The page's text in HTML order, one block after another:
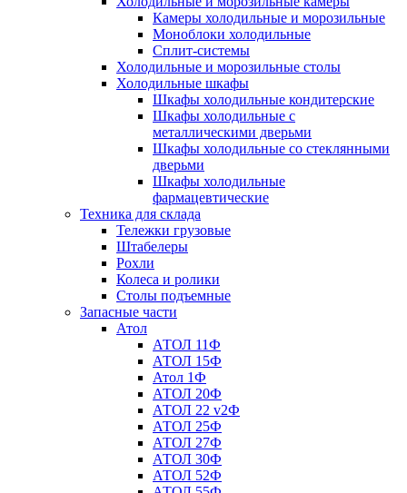
Камеры холодильные и морозильные
Моноблоки холодильные
Сплит-системы
Холодильные и морозильные столы
Холодильные шкафы
Шкафы холодильные кондитерские
Шкафы холодильные с
металлическими дверьми
Шкафы холодильные со стеклянными
дверьми
Шкафы холодильные
фармацевтические
Техника для склада
Тележки грузовые
Штабелеры
Рохли
Колеса и ролики
Столы подъемные
Запасные части
Атол
АТОЛ 11Ф
АТОЛ 15Ф
Атол 1Ф
АТОЛ 20Ф
АТОЛ 22 v2Ф
АТОЛ 25Ф
АТОЛ 27Ф
АТОЛ 30Ф
АТОЛ 52Ф